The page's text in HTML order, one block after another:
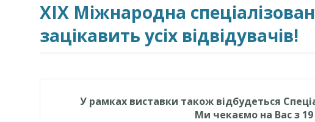
XIX Міжнародна
зацікавить усіх відвідувачів!
У рамках виставки також відбудеться
Ми чекаємо на Вас з